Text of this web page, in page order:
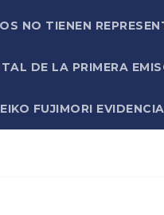
NO TIENEN
DE LA PRIMERA
FUJIMORI